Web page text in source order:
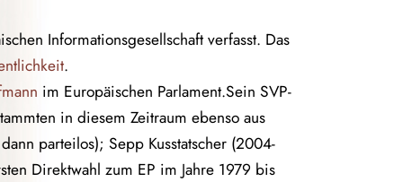
Informationsgesellschaft verfasst. Das
.
im Europäischen Parlament.Sein SVP-
in diesem Zeitraum ebenso aus
parteilos); Sepp Kusstatscher (2004-
Direktwahl zum EP im Jahre 1979 bis